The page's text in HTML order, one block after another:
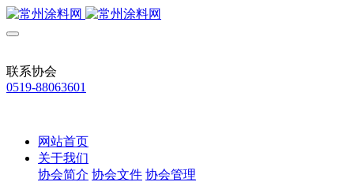
联系协会
0519-88063601
网站首页
关于我们
协会简介 协会文件 协会管理